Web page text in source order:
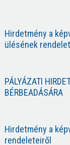
Hirdetmény a
ülésének
PÁLYÁZATI
BÉRBEADÁSÁRA
Hirdetmény a
rendeleteiről